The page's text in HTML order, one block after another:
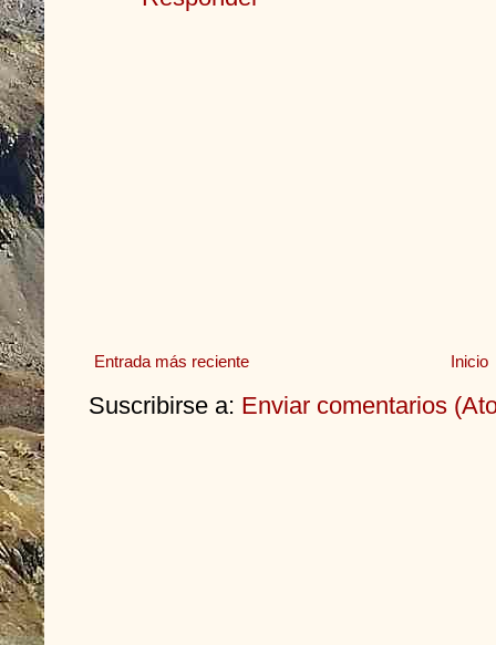
Entrada más reciente Inicio
Suscribirse a: Enviar comentarios